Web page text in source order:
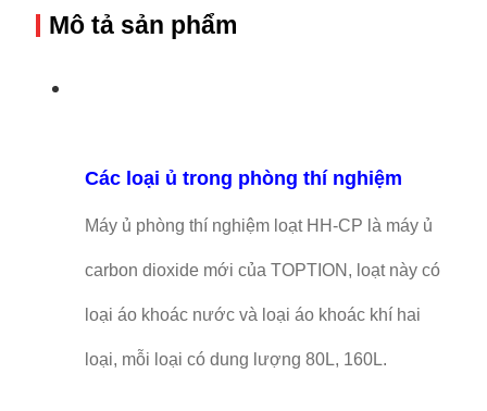
Mô tả sản phẩm
Các loại ủ trong phòng thí nghiệm
Máy ủ phòng thí nghiệm loạt HH-CP là máy ủ
carbon dioxide mới của TOPTION, loạt này có
loại áo khoác nước và loại áo khoác khí hai
loại, mỗi loại có dung lượng 80L, 160L.